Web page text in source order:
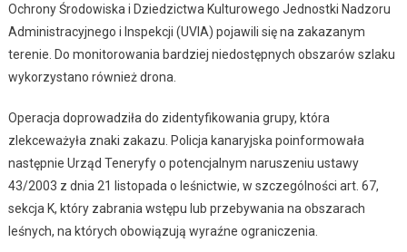
Ochrony Środowiska i Dziedzictwa Kulturowego Jednostki Nadzoru
Administracyjnego i Inspekcji (UVIA) pojawili się na zakazanym
terenie. Do monitorowania bardziej niedostępnych obszarów szlaku
wykorzystano również drona.
Operacja doprowadziła do zidentyfikowania grupy, która
zlekceważyła znaki zakazu. Policja kanaryjska poinformowała
następnie Urząd Teneryfy o potencjalnym naruszeniu ustawy
43/2003 z dnia 21 listopada o leśnictwie, w szczególności art. 67,
sekcja K, który zabrania wstępu lub przebywania na obszarach
leśnych, na których obowiązują wyraźne ograniczenia.